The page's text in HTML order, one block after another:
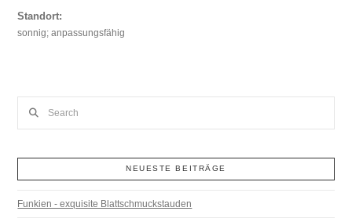
Standort:
sonnig; anpassungsfähig
NEUESTE BEITRÄGE
Funkien - exquisite Blattschmuckstauden